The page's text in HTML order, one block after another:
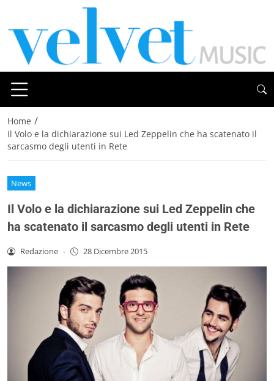
Home /
Il Volo e la dichiarazione sui Led Zeppelin che ha scatenato il
sarcasmo degli utenti in Rete
News
Il Volo e la dichiarazione sui Led Zeppelin che
ha scatenato il sarcasmo degli utenti in Rete
Redazione - 28 Dicembre 2015